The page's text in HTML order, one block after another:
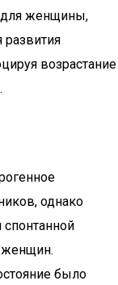
для женщины,
развития
возрастание
однако
женщин.
было